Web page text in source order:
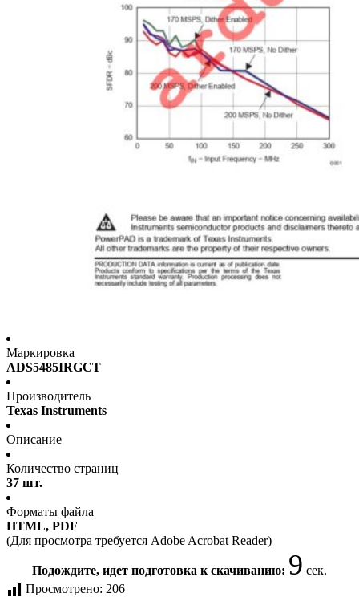
Маркировка
ADS5485IRGCT
Производитель
Texas Instruments
Описание
Количество страниц
37 шт.
Форматы файла
HTML, PDF
(Для просмотра требуется Adobe Acrobat Reader)
Подождите, идет подготовка к скачиванию: 9 сек.
Просмотрено: 206